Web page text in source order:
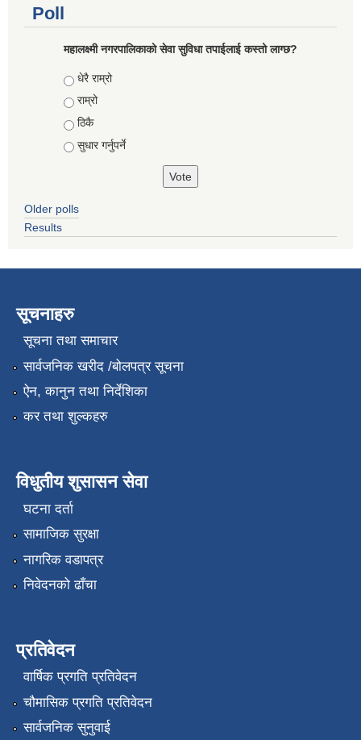
Poll
महालक्ष्मी नगरपालिकाको सेवा सुविधा तपाईलाई कस्तो लाग्छ?
Choices
धेरै राम्रो
राम्रो
ठिकै
सुधार गर्नुपर्ने
Older polls
Results
सूचनाहरु
सूचना तथा समाचार
सार्वजनिक खरीद /बोलपत्र सूचना
ऐन, कानुन तथा निर्देशिका
कर तथा शुल्कहरु
विधुतीय शुसासन सेवा
घटना दर्ता
सामाजिक सुरक्षा
नागरिक वडापत्र
निवेदनको ढाँचा
प्रतिवेदन
वार्षिक प्रगति प्रतिवेदन
चौमासिक प्रगति प्रतिवेदन
सार्वजनिक सुनुवाई